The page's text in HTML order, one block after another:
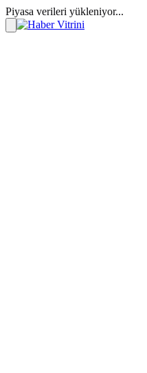
Piyasa verileri yükleniyor...